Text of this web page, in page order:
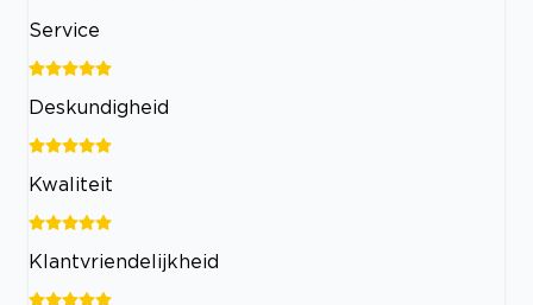
Service
Deskundigheid
Kwaliteit
Klantvriendelijkheid